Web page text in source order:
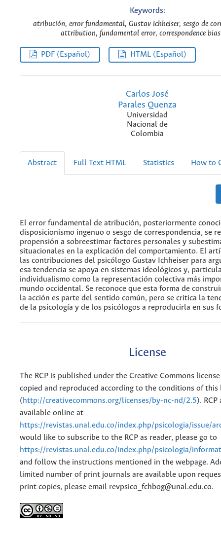
Keywords:
atribución, error fundamental, Gustav Ichheiser, sesgo de
attribution, fundamental error, correspondence
PDF (Español) HTML (Español)
Carlos José
Parales Quenza
Universidad
Nacional de
Colombia
Abstract Full Text HTML Statistics How to
El error fundamental de atribución, posteriormente
disposicionismo ingenuo o sesgo de correspondencia, se
propensión a sobreestimar factores personales y
situacionales en la explicación del comportamiento. El
las contribuciones del psicólogo Gustav Ichheiser para
esa tendencia se apoya en sistemas ideológicos y,
individualismo como la representación colectiva más
mundo occidental. Se reconoce que esta forma de
la acción es parte del sentido común, pero se critica la
de la psicología y de los psicólogos a reproducirla en sus
License
The RCP is published under the Creative Commons
copied and reproduced according to the conditions of this
(http://creativecommons.org/licenses/by-nc-nd/2.5).
available online at
https://revistas.unal.edu.co/index.php/psicologia/issue/
would like to subscribe to the RCP as reader, please go to
https://revistas.unal.edu.co/index.php/psicologia/
and follow the instructions mentioned in the webpage.
limited number of print journals are available upon
print copies, please email revpsico_fchbog@unal.edu.co.